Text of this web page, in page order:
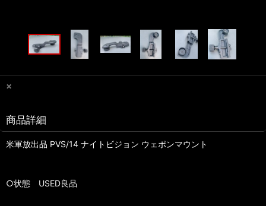
×
商品詳細
米軍放出品 PVS/14 ナイトビジョン ウェポンマウント
○状態 USED良品